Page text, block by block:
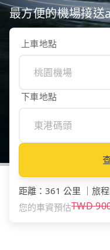
最方便的機場接送
上車地點
下車地點
距離 ： 361 公里 旅
您的車資預估TWD